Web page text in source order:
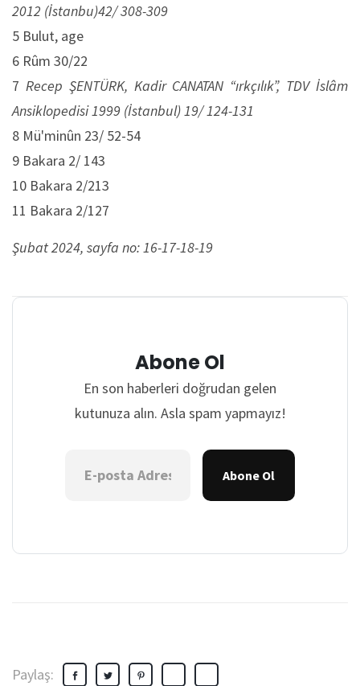
2012 (İstanbu)42/ 308-309
5 Bulut, age
6 Rûm 30/22
7 Recep ŞENTÜRK, Kadir CANATAN “ırkçılık”, TDV İslâm
Ansiklopedisi 1999 (İstanbul) 19/ 124-131
8 Mü'minûn 23/ 52-54
9 Bakara 2/ 143
10 Bakara 2/213
11 Bakara 2/127
Şubat 2024, sayfa no: 16-17-18-19
Abone Ol
En son haberleri doğrudan gelen
kutunuza alın. Asla spam yapmayız!
Abone Ol
Paylaş: